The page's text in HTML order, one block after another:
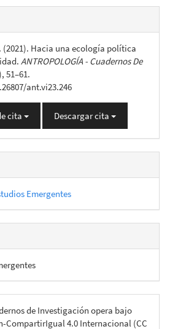
(2021). Hacia una ecología política
ANTROPOLOGÍA - Cuadernos De
51–61.
ant.vi23.246
cita Descargar cita
Emergentes
de Investigación opera bajo
CompartirIgual 4.0 Internacional (CC